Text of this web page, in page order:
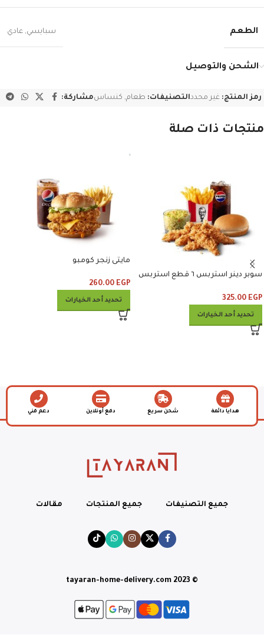
الطعم سبايسي, عادي
الشحن والتوصيل
رمز المنتج: غير محددالتصنيفات: طعام, كنساسمشاركة:
منتجات ذات صلة
سوبر دينر استربس ٦ قطع استربس
325.00 EGP
تحديد أحد الخيارات
مايتى زنجر كومبو
260.00 EGP
تحديد أحد الخيارات
هدايا دائمة شحن سريع دفع أونلاين دعم فني
جميع التصنيفات جميع المنتجات مقالات
© tayaran-home-delivery.com 2023